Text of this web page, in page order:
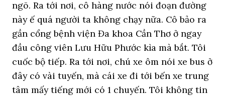
ngõ. Ra tới nơi, cô hàng nước nói đoạn đường
này ế quá người ta không chạy nữa. Cô bảo ra
gần cổng bệnh viện Đa khoa Cần Thơ ở ngay
đầu công viên Lưu Hữu Phước kìa mà bắt. Tôi
cuốc bộ tiếp. Ra tới nơi, chú xe ôm nói xe bus ở
đây có vài tuyến, mà cái xe đi tới bến xe trung
tâm mấy tiếng mới có 1 chuyến. Tôi không tin